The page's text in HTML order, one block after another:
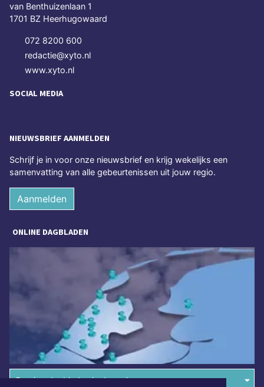
van Benthuizenlaan 1
1701 BZ Heerhugowaard
072 8200 600
redactie@xyto.nl
www.xyto.nl
SOCIAL MEDIA
NIEUWSBRIEF AANMELDEN
Schrijf je in voor onze nieuwsbrief en krijg wekelijks een
samenvatting van alle gebeurtenissen uit jouw regio.
Aanmelden
ONLINE DAGBLADEN
Overige dagbladen in de regio